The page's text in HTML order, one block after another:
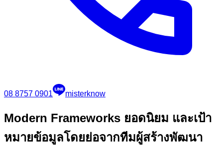
08 8757 0901 misterknow
Modern Frameworks ยอดนิยม และเป้า
หมายข้อมูลโดยย่อจากทีมผู้สร้างพัฒนา